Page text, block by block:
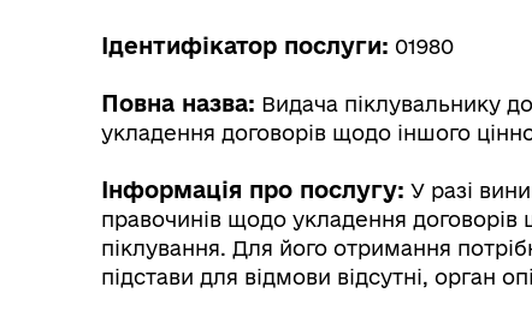
Трансляції
Ідентифікатор послуги: 01980
Повна назва: Видача піклувальнику
укладення договорів щодо іншого
Інформація про послугу: У разі
правочинів щодо укладення договорів
піклування. Для його отримання
підстави для відмови відсутні, орган